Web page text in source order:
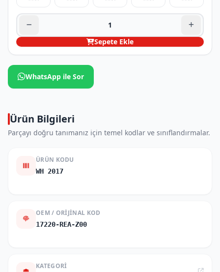
Sepete Ekle
WhatsApp ile Sor
Ürün Bilgileri
Parçayı doğru tanımanız için temel kodlar ve sınıflandırmalar.
ÜRÜN KODU
WH 2017
OEM / ORIJINAL KOD
17220-REA-Z00
KATEGORI